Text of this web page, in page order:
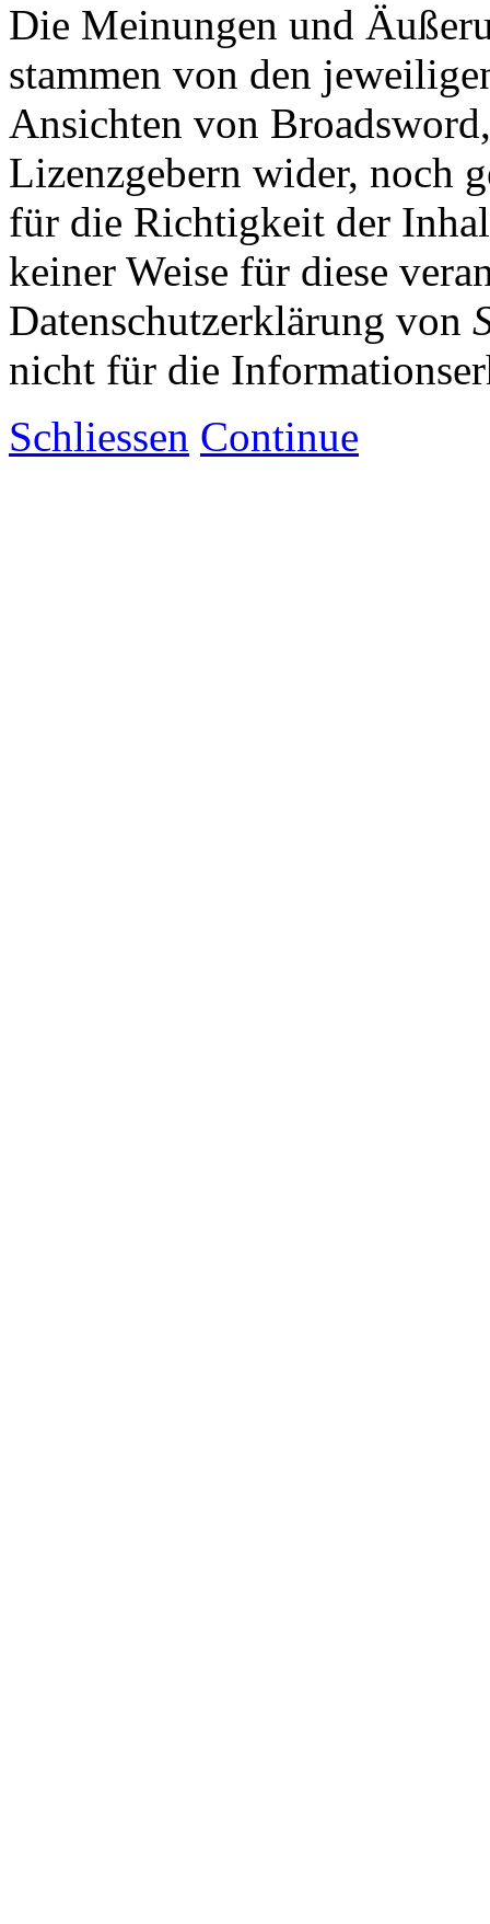
Die Meinungen und
stammen von den
Ansichten von
Lizenzgebern wider, noch
für die Richtigkeit der
keiner Weise für diese
Datenschutzerklärung von
nicht für die
Schliessen Continue